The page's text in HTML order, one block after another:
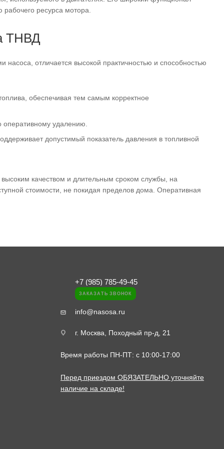
ресурса мотора.
ТНВД
отличается высокой практичностью и способностью
обеспечивая тем самым корректное
оперативному удалению.
допустимый показатель давления в топливной
качеством и длительным сроком службы, на
стоимости, не покидая пределов дома. Оперативная
+7 (985) 785-49-45
ЗАКАЗАТЬ ЗВОНОК
info@nasosa.ru
г. Москва, Походный пр-д, 21
Время работы ПН-ПТ: с 10:00-17:00
Перед приездом ОБЯЗАТЕЛЬНО уточняйте
наличие на складе!